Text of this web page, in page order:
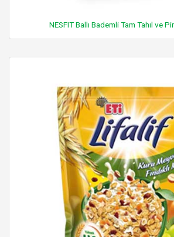
NESFIT Ballı Bademli Tam Tahıl ve